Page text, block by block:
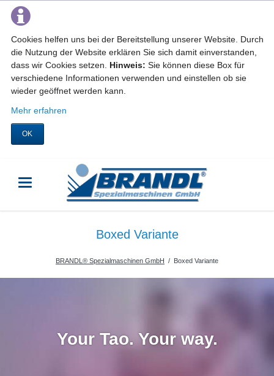
Cookies helfen uns bei der Bereitstellung unserer Website. Durch
die Nutzung der Website erklären Sie sich damit einverstanden,
dass wir Cookies setzen. Hinweis: Sie können diese Box für
verschiedene Informationen verwenden und einstellen ob sie
wieder geöffnet werden kann.
Mehr erfahren
OK
Boxed Variante
BRANDL® Spezialmaschinen GmbH Boxed Variante
Your Tao. Your way.